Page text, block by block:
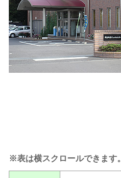
※表は横スクロールできます。